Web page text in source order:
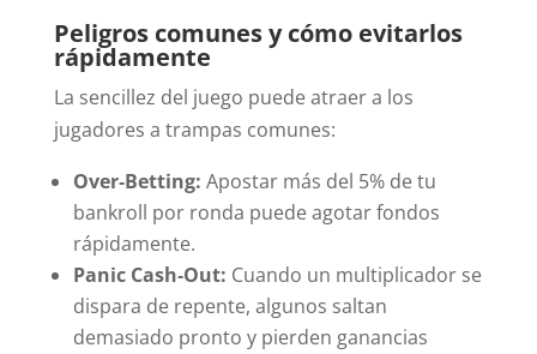
Peligros comunes y cómo evitarlos
rápidamente
La sencillez del juego puede atraer a los
jugadores a trampas comunes:
Over‑Betting: Apostar más del 5% de tu
bankroll por ronda puede agotar fondos
rápidamente.
Panic Cash‑Out: Cuando un multiplicador se
dispara de repente, algunos saltan
demasiado pronto y pierden ganancias